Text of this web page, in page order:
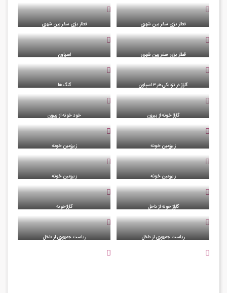
قطار برای سفر بین شهری قطار برای سفر بین شهری
قطار برای سفر بین شهری اسپاون
گاراژ در نزدیکی هر 3 اسپاون گنگ ها
گاراژ خونه از بیرون خود خونه از بیرون
زیرزمین خونه زیرزمین خونه
زیرزمین خونه زیرزمین خونه
گاراژ خونه از داخل گاراژخونه
ریاست جمهوری از داخل ریاست جمهوری از داخل